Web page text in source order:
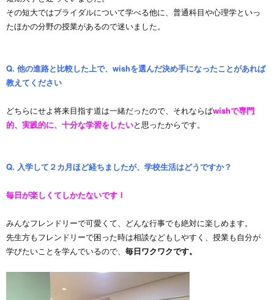
その短大ではブライダルについて学べる他に、普通科目や心理学といっ
たほかの分野の授業があるので迷いました。
Q. 他の進路と比較した上で、wishを選んだ決め手になったことがあれば
教えてください
どちらにせよ将来目指す道は一緒だったので、それならばwishで専門
的、実践的に、十分な学習をしたいと思ったからです。
Q. 入学して２カ月ほど経ちましたが、学校生活はどうですか？
毎日が楽しくてしかたないです！
みんなフレンドリーで可愛くて、どんな行事でも絶対に楽しめます。
先生方もフレンドリーで困った時は相談などもしやすく、授業も自分が
学びたいことを学んでいるので、 毎日ワクワクです。